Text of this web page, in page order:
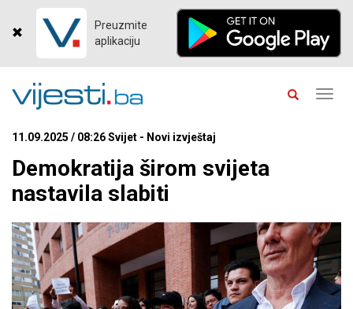
Preuzmite
aplikaciju
11.09.2025 / 08:26 Svijet - Novi izvještaj
Demokratija širom svijeta
nastavila slabiti